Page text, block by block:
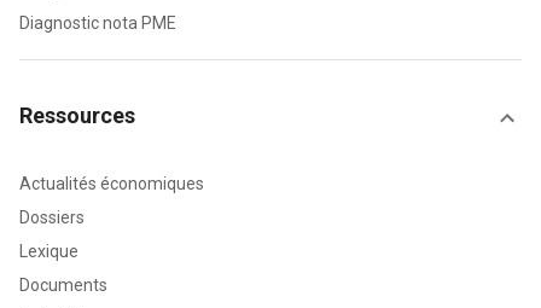
Diagnostic nota PME
Ressources
Actualités économiques
Dossiers
Lexique
Documents